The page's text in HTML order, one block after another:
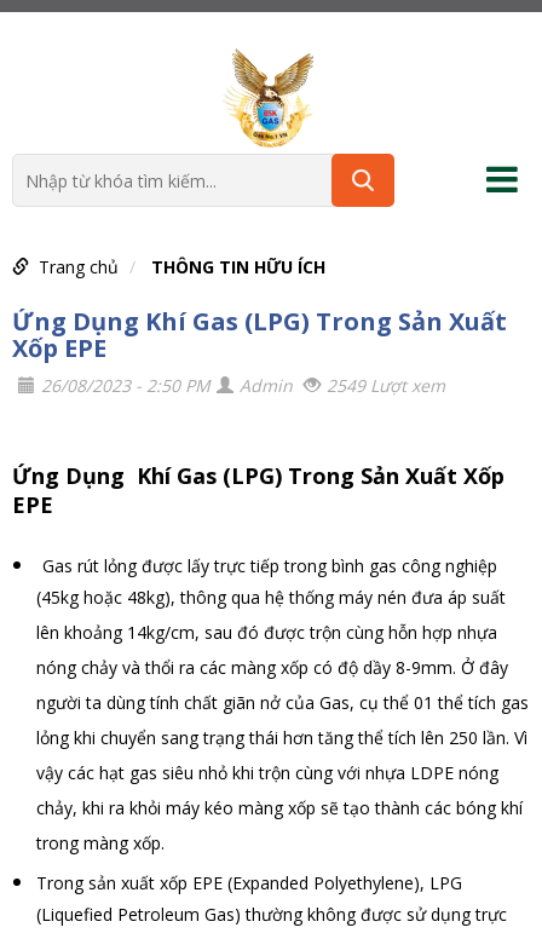
Trang chủ THÔNG TIN HỮU ÍCH
Ứng Dụng Khí Gas (LPG) Trong Sản Xuất
Xốp EPE
26/08/2023 - 2:50 PM Admin 2549 Lượt xem
Ứng Dụng Khí Gas (LPG) Trong Sản Xuất Xốp
EPE
Gas rút lỏng được lấy trực tiếp trong bình gas công nghiệp
(45kg hoặc 48kg), thông qua hệ thống máy nén đưa áp suất
lên khoảng 14kg/cm, sau đó được trộn cùng hỗn hợp nhựa
nóng chảy và thổi ra các màng xốp có độ dầy 8-9mm. Ở đây
người ta dùng tính chất giãn nở của Gas, cụ thể 01 thể tích gas
lỏng khi chuyển sang trạng thái hơn tăng thể tích lên 250 lần. Vì
vậy các hạt gas siêu nhỏ khi trộn cùng với nhựa LDPE nóng
chảy, khi ra khỏi máy kéo màng xốp sẽ tạo thành các bóng khí
trong màng xốp.
Trong sản xuất xốp EPE (Expanded Polyethylene), LPG
(Liquefied Petroleum Gas) thường không được sử dụng trực